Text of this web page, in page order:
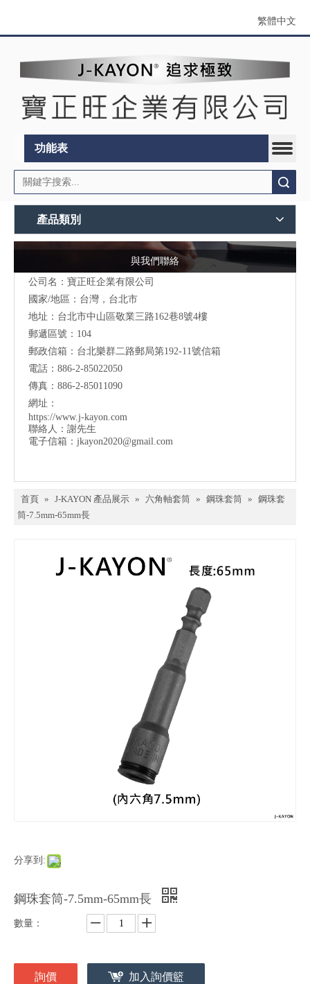
繁體中文
功能表
產品類別
與我們聯絡
公司名：寶正旺企業有限公司
國家/地區：台灣，台北市
地址：台北市中山區敬業三路162巷8號4樓
郵遞區號：104
郵政信箱：台北樂群二路郵局第192-11號信箱
電話：886-2-85022050
傳真：886-2-85011090
網址：
https://www.j-kayon.com
聯絡人：謝先生
電子信箱： jkayon2020@gmail.com
首頁 » J-KAYON 產品展示 » 六角軸套筒 » 鋼珠套筒 » 鋼珠套
筒-7.5mm-65mm長
分享到:
鋼珠套筒-7.5mm-65mm長
數量：
詢價 加入詢價籃